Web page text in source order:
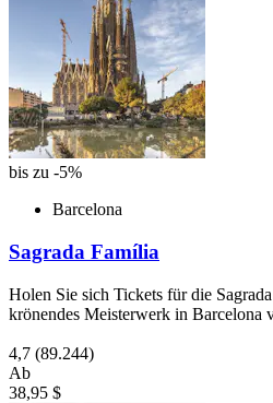
bis zu -5%
Barcelona
Sagrada Família
Holen Sie sich Tickets für die
krönendes Meisterwerk in Barcelona
4,7 (89.244)
Ab
38,95 $